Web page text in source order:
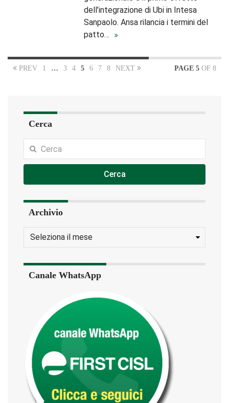
dell’integrazione di Ubi in Intesa
Sanpaolo. Ansa rilancia i termini del
patto…
PREV 1 … 3 4 5 6 7 8 NEXT PAGE 5 OF 8
Cerca
Cerca
Archivio
Canale WhatsApp